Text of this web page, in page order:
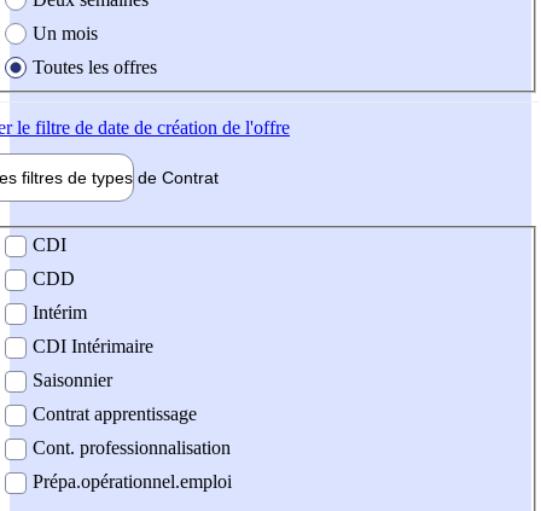
Un mois
Toutes les offres
le filtre de date de création de l'offre
filtres de types de Contrat
contrat
CDI
CDD
Intérim
CDI Intérimaire
Saisonnier
Contrat apprentissage
Cont. professionnalisation
Prépa.opérationnel.emploi